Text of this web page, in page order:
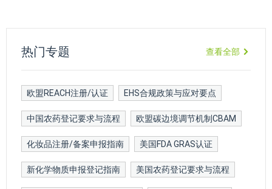
热门专题 查看全部
欧盟REACH注册/认证 EHS合规政策与应对要点
中国农药登记要求与流程 欧盟碳边境调节机制CBAM
化妆品注册/备案申报指南 美国FDA GRAS认证
新化学物质申报登记指南 美国农药登记要求与流程